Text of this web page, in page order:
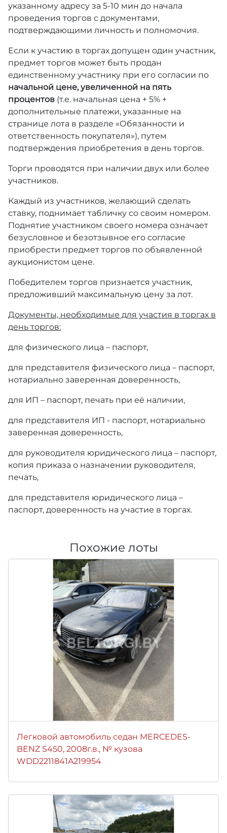
указанному адресу за 5-10 мин до начала
проведения торгов с документами,
подтверждающими личность и полномочия.
Если к участию в торгах допущен один участник,
предмет торгов может быть продан
единственному участнику при его согласии по
начальной цене, увеличенной на пять
процентов (т.е. начальная цена + 5% +
дополнительные платежи, указанные на
странице лота в разделе «Обязанности и
ответственность покупателя»), путем
подтверждения приобретения в день торгов.
Торги проводятся при наличии двух или более
участников.
Каждый из участников, желающий сделать
ставку, поднимает табличку со своим номером.
Поднятие участником своего номера означает
безусловное и безотзывное его согласие
приобрести предмет торгов по объявленной
аукционистом цене.
Победителем торгов признается участник,
предложивший максимальную цену за лот.
Документы, необходимые для участия в торгах в
день торгов:
для физического лица – паспорт,
для представителя физического лица – паспорт,
нотариально заверенная доверенность,
для ИП – паспорт, печать при её наличии,
для представителя ИП - паспорт, нотариально
заверенная доверенность,
для руководителя юридического лица – паспорт,
копия приказа о назначении руководителя,
печать,
для представителя юридического лица –
паспорт, доверенность на участие в торгах.
Похожие лоты
Легковой автомобиль седан MERCEDES-
BENZ S450, 2008г.в., № кузова
WDD2211841A219954